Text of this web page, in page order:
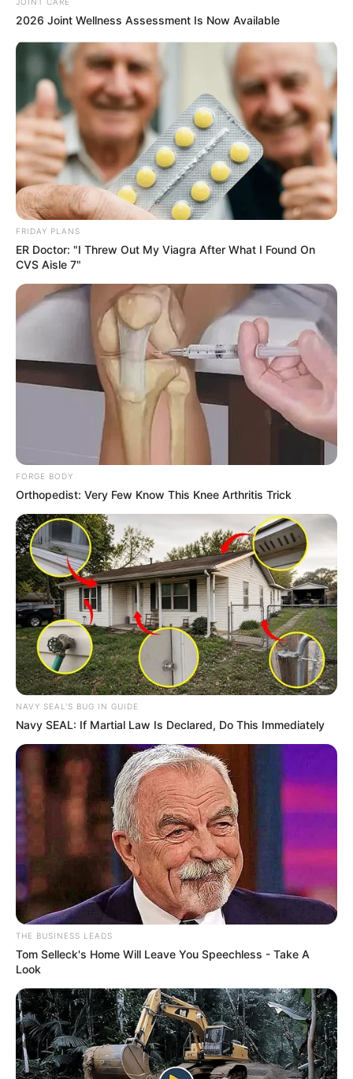
2026 Joint Wellness Assessment Is Now Available
FRIDAY PLANS
ER Doctor: "I Threw Out My Viagra After What I Found On
CVS Aisle 7"
FORGE BODY
Orthopedist: Very Few Know This Knee Arthritis Trick
NAVY SEAL'S BUG IN GUIDE
Navy SEAL: If Martial Law Is Declared, Do This Immediately
THE BUSINESS LEADS
Tom Selleck's Home Will Leave You Speechless - Take A
Look